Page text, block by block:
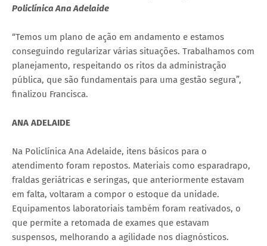
Policlínica Ana Adelaide
“Temos um plano de ação em andamento e estamos
conseguindo regularizar várias situações. Trabalhamos com
planejamento, respeitando os ritos da administração
pública, que são fundamentais para uma gestão segura”,
finalizou Francisca.
ANA ADELAIDE
Na Policlínica Ana Adelaide, itens básicos para o
atendimento foram repostos. Materiais como esparadrapo,
fraldas geriátricas e seringas, que anteriormente estavam
em falta, voltaram a compor o estoque da unidade.
Equipamentos laboratoriais também foram reativados, o
que permite a retomada de exames que estavam
suspensos, melhorando a agilidade nos diagnósticos.